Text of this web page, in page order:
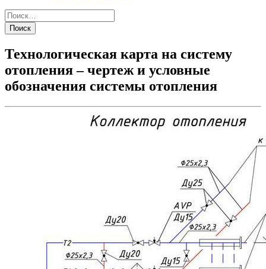
Технологическая карта на систему
отопления – чертеж и условные
обозначения системы отопления